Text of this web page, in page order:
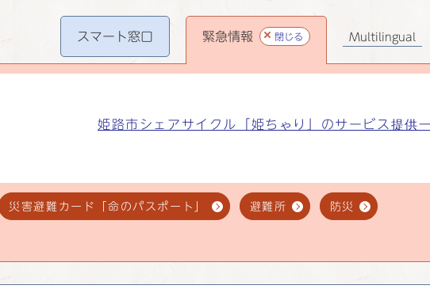
スマート窓口 緊急情報 閉じる
姫路市シェアサイクル「姫ちゃり」のサービス提供
災害避難カード「命のパスポート」 避難所 防災
Multilingual